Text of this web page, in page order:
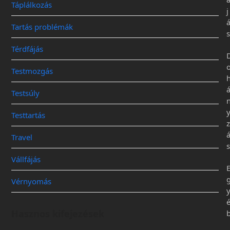
Táplálkozás
Tartás problémák
Térdfájás
Testmozgás
Testsúly
Testtartás
Travel
Vállfájás
Vérnyomás
j
á
s
á
y
z
á
s
E
y
é